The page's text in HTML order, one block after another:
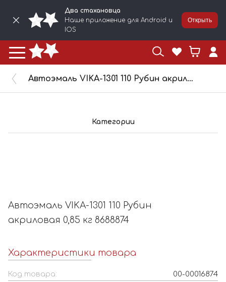
Два стахановца
Наше приложение для Android и
IOS
Открыть
Автоэмаль VIKA-1301 110 Рубин акриловая 0,85 кг 8688874
Категории
Автоэмаль VIKA-1301 110 Рубин
акриловая 0,85 кг 8688874
Характеристики товара
Код товара:
00-00016874